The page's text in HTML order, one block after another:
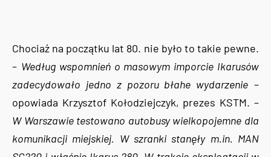
Chociaż na początku lat 80. nie było to takie pewne.
– Według wspomnień o masowym imporcie Ikarusów
zadecydowało jedno z pozoru błahe wydarzenie –
opowiada Krzysztof Kołodziejczyk, prezes KSTM. –
W Warszawie testowano autobusy wielkopojemne dla
komunikacji miejskiej. W szranki stanęły m.in. MAN